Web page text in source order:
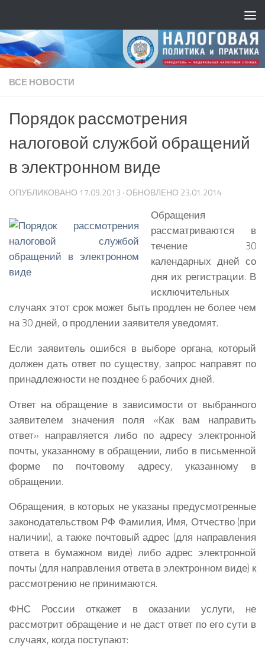
ВСЕ НОВОСТИ
Порядок рассмотрения
налоговой службой обращений
в электронном виде
ОПУБЛИКОВАНО 17.09.2013 · ОБНОВЛЕНО 23.01.2014
Обращения
рассматриваются в
течение 30
календарных дней со
дня их регистрации. В
исключительных
случаях этот срок может быть продлен не более чем
на 30 дней, о продлении заявителя уведомят.
Если заявитель ошибся в выборе органа, который
должен дать ответ по существу, запрос направят по
принадлежности не позднее 6 рабочих дней.
Ответ на обращение в зависимости от выбранного
заявителем значения поля «Как вам направить
ответ» направляется либо по адресу электронной
почты, указанному в обращении, либо в письменной
форме по почтовому адресу, указанному в
обращении.
Обращения, в которых не указаны предусмотренные
законодательством РФ Фамилия, Имя, Отчество (при
наличии), а также почтовый адрес (для направления
ответа в бумажном виде) либо адрес электронной
почты (для направления ответа в электронном виде) к
рассмотрению не принимаются.
ФНС России откажет в оказании услуги, не
рассмотрит обращение и не даст ответ по его сути в
случаях, когда поступают: